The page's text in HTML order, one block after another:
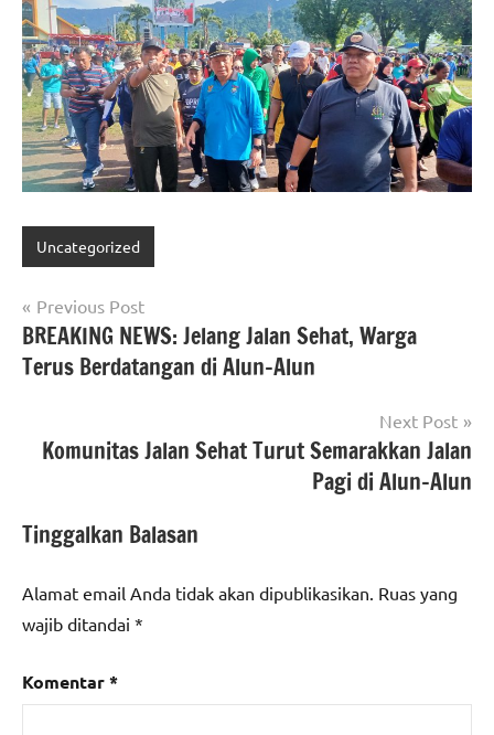
Uncategorized
Navigasi
pos
Previous Post
BREAKING NEWS: Jelang Jalan Sehat, Warga
Terus Berdatangan di Alun-Alun
Next Post
Komunitas Jalan Sehat Turut Semarakkan Jalan
Pagi di Alun-Alun
Tinggalkan Balasan
Alamat email Anda tidak akan dipublikasikan. Ruas yang
wajib ditandai *
Komentar*